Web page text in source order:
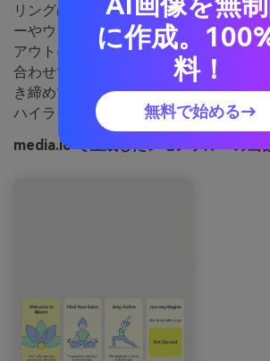
リングは、明るく前向きな気分に。オ
ーやウェルネスダッシュボード、落ち
アウトに最適です。淡いイエローはク
合わせてバランスを取り、キータグは
き締めて。ポイント：広い面では低彩
ハイライトや進捗用に。
media.io で生成したレモンソルベの画
に作成。
料！
無料で始める→